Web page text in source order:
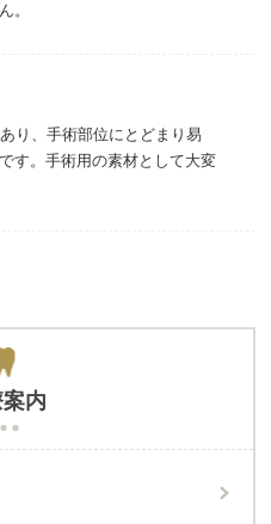
。
り、手術部位にとどまり易
す。手術用の素材として大変
内